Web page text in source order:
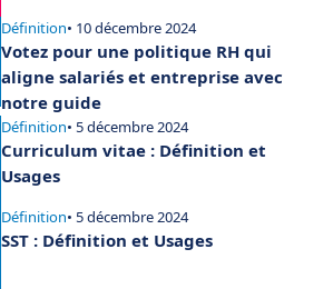
Définition• 10 décembre 2024
Votez pour une politique RH qui
aligne salariés et entreprise avec
notre guide
Définition• 5 décembre 2024
Curriculum vitae : Définition et
Usages
Définition• 5 décembre 2024
SST : Définition et Usages